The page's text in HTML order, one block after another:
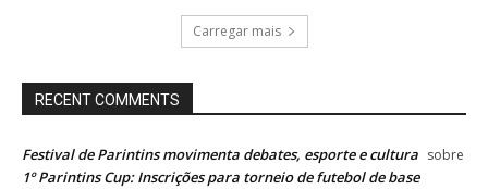
Carregar mais
RECENT COMMENTS
Festival de Parintins movimenta debates, esporte e cultura sobre
1º Parintins Cup: Inscrições para torneio de futebol de base